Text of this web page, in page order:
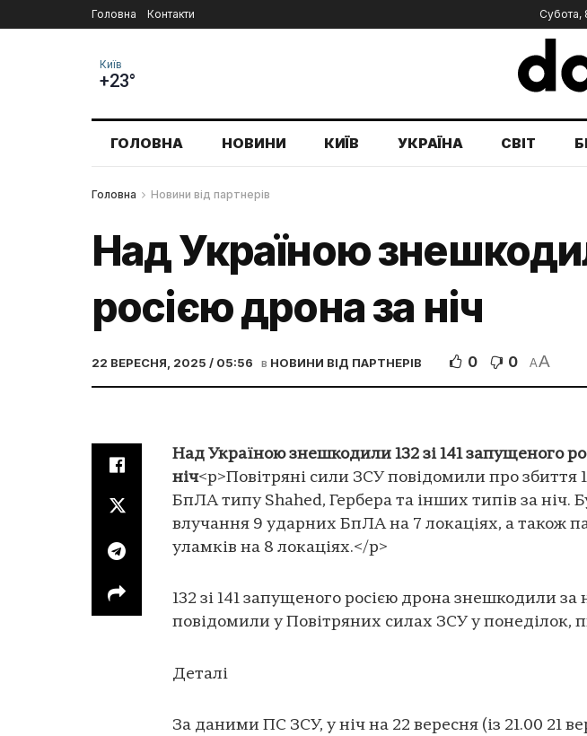
Головна Контакти Субота,
Київ
+23°
ГОЛОВНА НОВИНИ КИЇВ УКРАЇНА СВІТ
Головна Новини від партнерів
Над Україною
росією дрона за ніч
22 ВЕРЕСНЯ, 2025 / 05:56 в НОВИНИ ВІД ПАРТНЕРІВ 0 0 AA
Над Україною знешкодили 132 зі 141 запущеного
ніч<p>Повітряні сили ЗСУ повідомили про збиття
БпЛА типу Shahed, Гербера та інших типів за ніч.
влучання 9 ударних БпЛА на 7 локаціях, а також
уламків на 8 локаціях.</p>
132 зі 141 запущеного росією дрона знешкодили за
повідомили у Повітряних силах ЗСУ у понеділок,
Деталі
За даними ПС ЗСУ, у ніч на 22 вересня (із 21.00 21